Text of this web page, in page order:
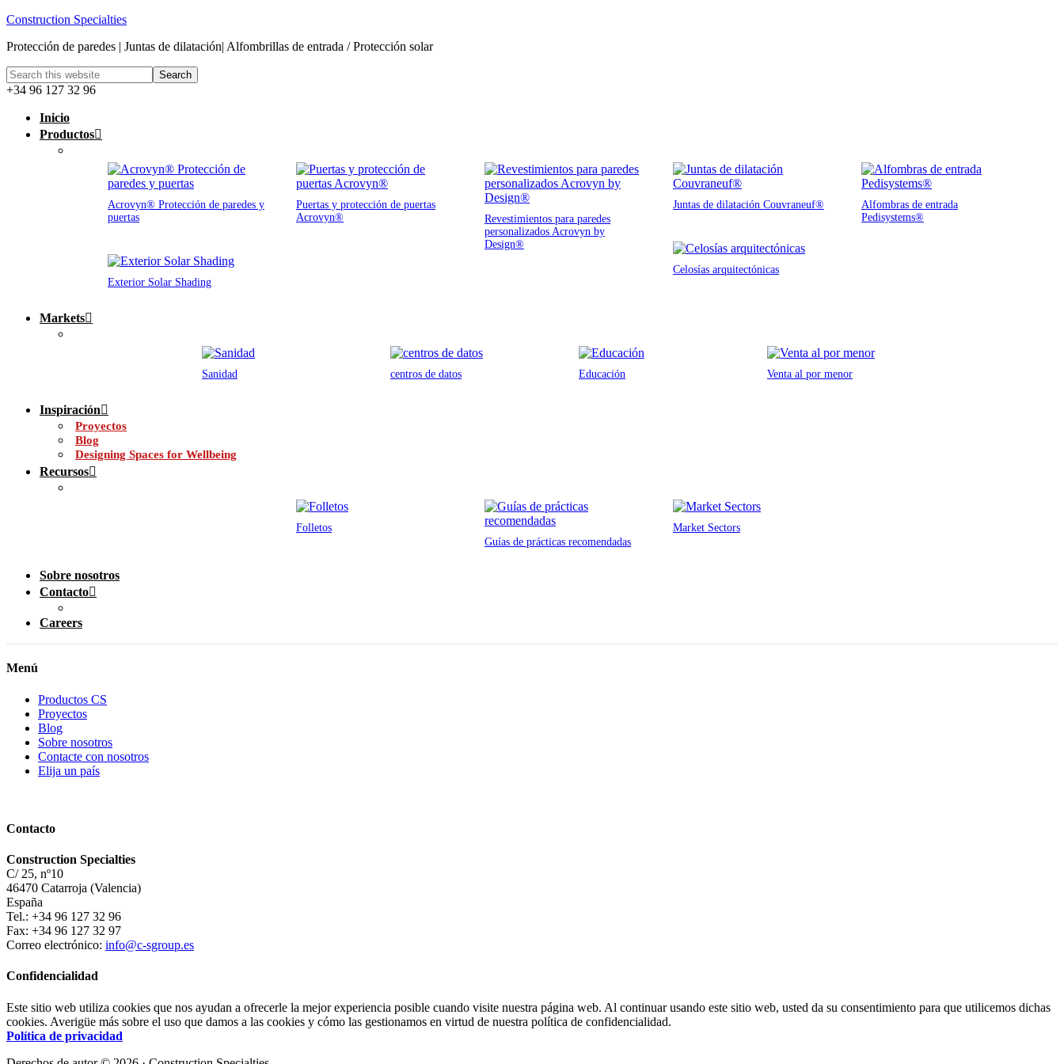
Construction Specialties
Protección de paredes | Juntas de dilatación| Alfombrillas de entrada / Protección solar
+34 96 127 32 96
Inicio
Productos
Acrovyn® Protección de paredes y
puertas
Puertas y protección de puertas
Acrovyn®
Revestimientos para paredes
personalizados Acrovyn by
Design®
Juntas de dilatación Couvraneuf®
Alfombras de entrada
Pedisystems®
Celosías arquitectónicas
Exterior Solar Shading
Markets
Sanidad centros de datos Educación Venta al por menor
Inspiración
Proyectos
Blog
Designing Spaces for Wellbeing
Recursos
Folletos
Guías de prácticas recomendadas
Market Sectors
Sobre nosotros
Contacto
Careers
Menú
Productos CS
Proyectos
Blog
Sobre nosotros
Contacte con nosotros
Elija un país
Contacto
Construction Specialties
C/ 25, nº10
46470 Catarroja (Valencia)
España
Tel.: +34 96 127 32 96
Fax: +34 96 127 32 97
Correo electrónico: info@c-sgroup.es
Confidencialidad
Este sitio web utiliza cookies que nos ayudan a ofrecerle la mejor experiencia posible cuando visite nuestra página web. Al continuar usando este sitio web, usted da su consentimiento para que utilicemos dichas
cookies. Averigüe más sobre el uso que damos a las cookies y cómo las gestionamos en virtud de nuestra política de confidencialidad.
Política de privacidad